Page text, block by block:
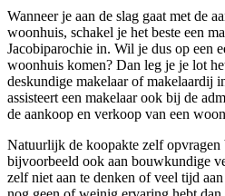
Wanneer je aan de slag gaat met de
woonhuis, schakel je het beste een
Jacobiparochie in. Wil je dus op een
woonhuis komen? Dan leg je je lot
deskundige makelaar of makelaardij
assisteert een makelaar ook bij de
de aankoop en verkoop van een
Natuurlijk de koopakte zelf opvragen
bijvoorbeeld ook aan bouwkundige
zelf niet aan te denken of veel tijd